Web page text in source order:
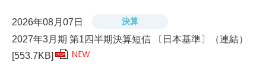
2026年08月07日 決算
2027年3月期 第1四半期決算短信 〔日本基準〕（連結）
[553.7KB]
PDF